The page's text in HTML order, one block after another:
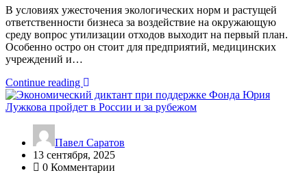
В условиях ужесточения экологических норм и растущей
ответственности бизнеса за воздействие на окружающую
среду вопрос утилизации отходов выходит на первый план.
Особенно остро он стоит для предприятий, медицинских
учреждений и…
Continue reading
Павел Саратов
13 сентября, 2025
0 Комментарии